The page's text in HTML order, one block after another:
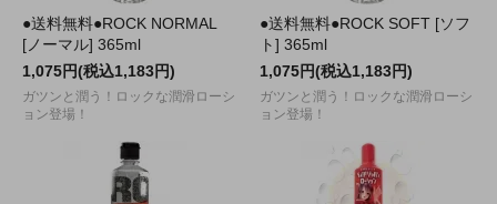
●送料無料●ROCK NORMAL
[ノーマル] 365ml
1,075円(税込1,183円)
ガツンと潤う！ロックな潤滑ローシ
ョン登場！
●送料無料●ROCK SOFT [ソフ
ト] 365ml
1,075円(税込1,183円)
ガツンと潤う！ロックな潤滑ローシ
ョン登場！